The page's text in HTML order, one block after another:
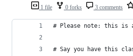
1 file 0 forks 3 comments
# Please note: this is
# Say you have this